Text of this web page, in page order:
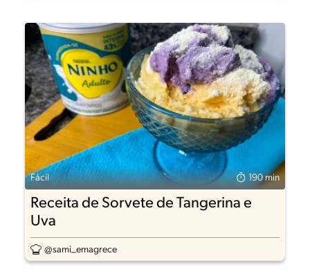
Fácil 190 min
Receita de Sorvete de Tangerina e
Uva
@sami_emagrece